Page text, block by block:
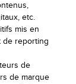
etc.
mis en
de reporting
de
de marque